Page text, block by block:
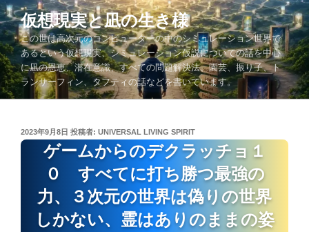
コ
ン
テ
ン
ツ
へ
仮想現実と凪の生き様
この世は高次元のコンピューターの中のシミュレーション世界で
あるという仮想現実、シミュレーション仮説についての話を中心
に凪の恩恵、潜在意識、すべての問題解決法、園芸、振り子、ト
ランサーフィン、タフティの話などを書いています。
投
稿
2023年9月8日 投稿者: UNIVERSAL LIVING SPIRIT
ゲームからのデクラッチョ１
０ すべてに打ち勝つ最強の
力、３次元の世界は偽りの世界
しかない、霊はありのままの姿